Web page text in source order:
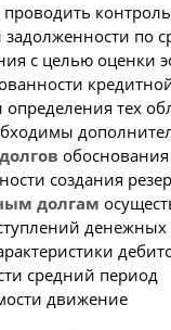
задолженности по
с целью оценки
тех
долгов обоснования
создания
долгам
денежных
средний период
движение